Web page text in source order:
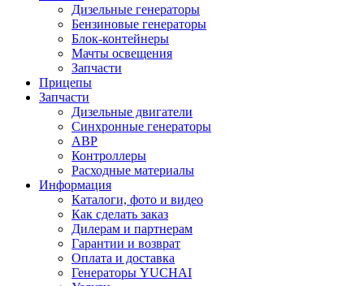
Дизельные генераторы
Бензиновые генераторы
Блок-контейнеры
Мачты освещения
Запчасти
Прицепы
Запчасти
Дизельные двигатели
Синхронные генераторы
АВР
Контроллеры
Расходные материалы
Информация
Каталоги, фото и видео
Как сделать заказ
Дилерам и партнерам
Гарантии и возврат
Оплата и доставка
Генераторы YUCHAI